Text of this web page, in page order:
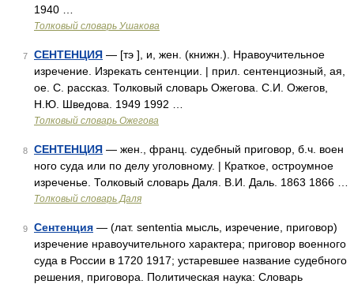
1940 …
Толковый словарь Ушакова
7 СЕНТЕНЦИЯ — [тэ ], и, жен. (книжн.). Нравоучительное
изречение. Изрекать сентенции. | прил. сентенциозный, ая,
ое. С. рассказ. Толковый словарь Ожегова. С.И. Ожегов,
Н.Ю. Шведова. 1949 1992 …
Толковый словарь Ожегова
8 СЕНТЕНЦИЯ — жен., франц. судебный приговор, б.ч. воен
ного суда или по делу уголовному. | Краткое, остроумное
изреченье. Толковый словарь Даля. В.И. Даль. 1863 1866 …
Толковый словарь Даля
9 Сентенция — (лат. sententia мысль, изречение, приговор)
изречение нравоучительного характера; приговор военного
суда в России в 1720 1917; устаревшее название судебного
решения, приговора. Политическая наука: Словарь